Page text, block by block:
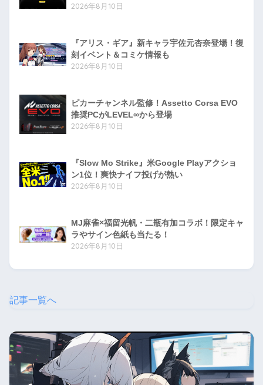
2026年8月10日
『アリス・ギア』新キャラ宇佐元杏奈登場！復
刻イベント＆コミケ情報も
2026年8月10日
ピカーチャンネル監修！Assetto Corsa EVO
推奨PCがLEVEL∞から登場
2026年8月10日
『Slow Mo Strike』米Google Playアクショ
ン1位！爽快ナイフ投げが熱い
2026年8月10日
MJ麻雀×福留光帆・二瓶有加コラボ！限定キャ
ラやサイン色紙も当たる！
2026年8月10日
記事一覧へ